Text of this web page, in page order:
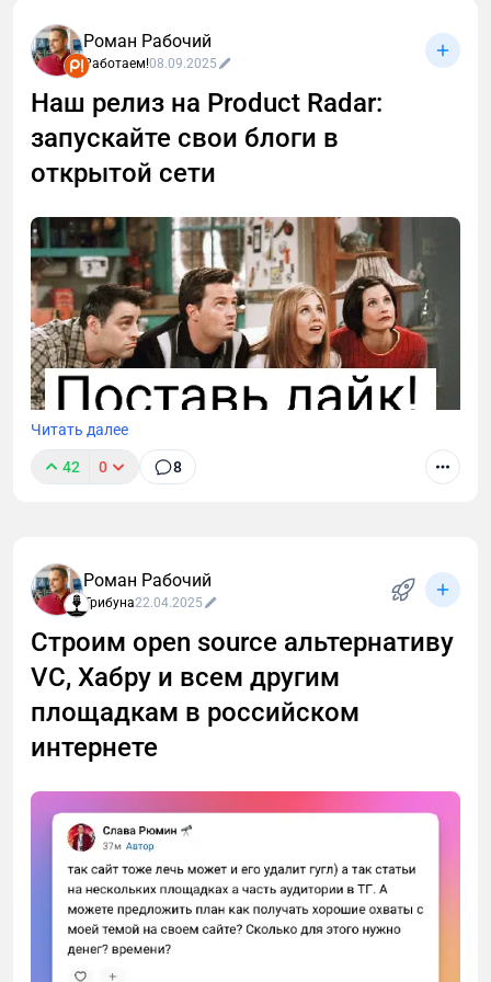
«личных проработках», а в банальной технической
упаковке. Я изучил кейсы пользователей Prodamus
и собрал выжимку из 6 сценариев, как повысить
доход, используя платежный модуль.
Роман Рабочий
Работаем!08.09.2025
Наш релиз на Product Radar:
запускайте свои блоги в
открытой сети
Поддержите проект реакцией и — самое главное —
Читать далее
42 0 8
Роман Рабочий
Трибуна22.04.2025
Строим open source альтернативу
VC, Хабру и всем другим
площадкам в российском
интернете